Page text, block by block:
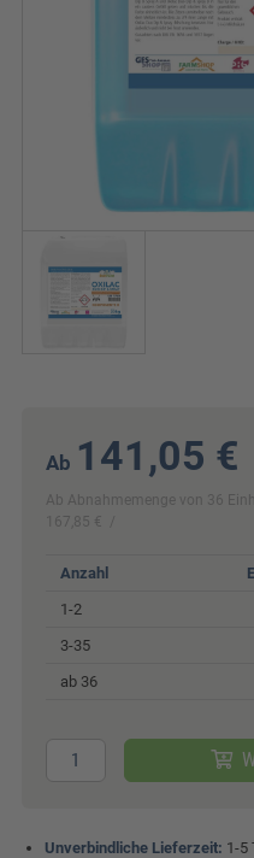
Ab 141,05 €
Ab Abnahmemenge von 36
167,85 €
Anzahl
1-2
3-35
ab 36
Unverbindliche Lieferzeit: 1-5